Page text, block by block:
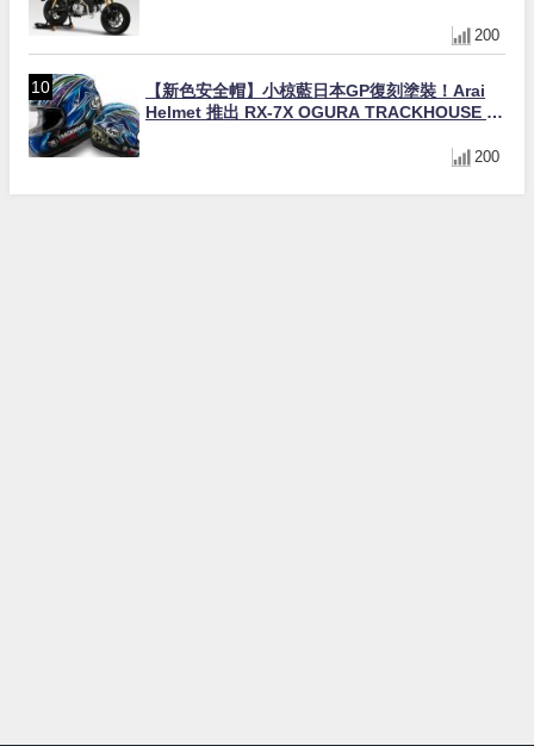
200
【新色安全帽】小椋藍日本GP復刻塗裝！Arai
Helmet 推出 RX-7X OGURA TRACKHOUSE 限
200